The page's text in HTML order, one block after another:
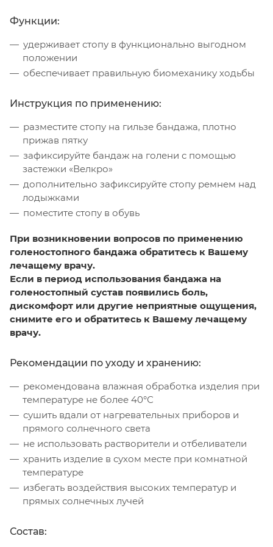
Функции:
удерживает стопу в функционально выгодном
положении
обеспечивает правильную биомеханику ходьбы
Инструкция по применению:
разместите стопу на гильзе бандажа, плотно
прижав пятку
зафиксируйте бандаж на голени с помощью
застежки «Велкро»
дополнительно зафиксируйте стопу ремнем над
лодыжками
поместите стопу в обувь
При возникновении вопросов по применению
голеностопного бандажа обратитесь к Вашему
лечащему врачу.
Если в период использования бандажа на
голеностопный сустав появились боль,
дискомфорт или другие неприятные ощущения,
снимите его и обратитесь к Вашему лечащему
врачу.
Рекомендации по уходу и хранению:
рекомендована влажная обработка изделия при
температуре не более 40°С
сушить вдали от нагревательных приборов и
прямого солнечного света
не использовать растворители и отбеливатели
хранить изделие в сухом месте при комнатной
температуре
избегать воздействия высоких температур и
прямых солнечных лучей
Состав: